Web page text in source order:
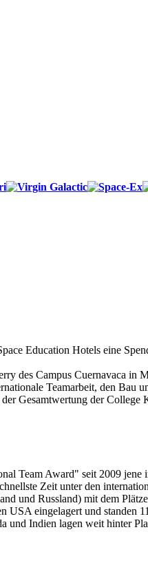
Education Hotels eine
des Campus Cuernavaca in
Teamarbeit, den Bau
Gesamtwertung der College
Team Award" seit 2009 jene
Zeit unter den
und Russland) mit dem
USA eingelagert und standen
und Indien lagen weit hinter